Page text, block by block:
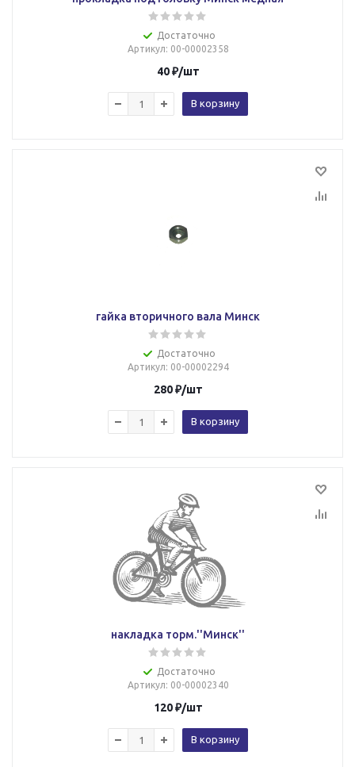
Достаточно
Артикул: 00-00002358
40₽/шт
В корзину
гайка вторичного вала Минск
Достаточно
Артикул: 00-00002294
280₽/шт
В корзину
накладка торм.''Минск''
Достаточно
Артикул: 00-00002340
120₽/шт
В корзину